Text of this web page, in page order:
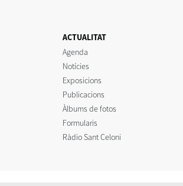
ACTUALITAT
Agenda
Notícies
Exposicions
Publicacions
Àlbums de fotos
Formularis
Ràdio Sant Celoni